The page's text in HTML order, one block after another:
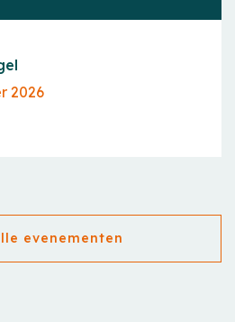
2026
evenementen